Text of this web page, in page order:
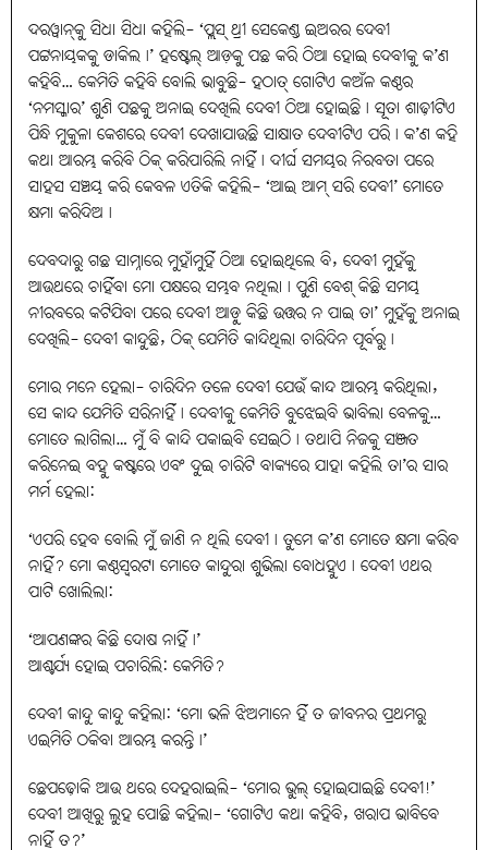
ଦରୱାନ୍‌କୁ ସିଧା ସିଧା କହିଲି- ‘ପ୍ଲସ୍‌ ଥ୍ରୀ ସେକେଣ୍ଡ ଇଅରର ଦେବୀ
ପଟ୍ଟନାୟକକୁ ଡାକିଲ।’ ହଷ୍ଟେଲ୍‌ ଆଡ଼କୁ ପଛ କରି ଠିଆ ହୋଇ ଦେବୀକୁ କ’ଣ
କହିବି… କେମିତି କହିବି ବୋଲି ଭାବୁଛି- ହଠାତ୍‌ ଗୋଟିଏ କଅଁଳ କଣ୍ଠର
‘ନମସ୍କାର’ ଶୁଣି ପଛକୁ ଅନାଇ ଦେଖିଲି ଦେବୀ ଠିଆ ହୋଇଛି। ସୂତା ଶାଢ଼ୀଟିଏ
ପିନ୍ଧି ମୁକୁଳା କେଶରେ ଦେବୀ ଦେଖାଯାଉଛି ସାକ୍ଷାତ ଦେବୀଟିଏ ପରି। କ’ଣ କହି
କଥା ଆରମ୍ଭ କରିବି ଠିକ୍‌ କରିପାରିଲି ନାହିଁ। ଦୀର୍ଘ ସମୟର ନିରବତା ପରେ
ସାହସ ସଞ୍ଚୟ କରି କେବଳ ଏତିକି କହିଲି- ‘ଆଇ ଆମ୍‌ ସରି ଦେବୀ’ ମୋତେ
କ୍ଷମା କରିଦିଅ।
ଦେବଦାରୁ ଗଛ ସାମ୍ନାରେ ମୁହାଁମୁହିଁ ଠିଆ ହୋଇଥିଲେ ବି, ଦେବୀ ମୁହଁକୁ
ଆଉଥରେ ଚାହିଁବା ମୋ ପକ୍ଷରେ ସମ୍ଭବ ନଥିଲା। ପୁଣି ବେଶ୍‌ କିଛି ସମୟ
ନୀରବରେ କଟିଯିବା ପରେ ଦେବୀ ଆଡ଼ୁ କିଛି ଉତ୍ତର ନ ପାଇ ତା’ ମୁହଁକୁ ଅନାଇ
ଦେଖିଲି- ଦେବୀ କାନ୍ଦୁଛି, ଠିକ୍‌ ଯେମିତି କାନ୍ଦିଥିଲା ଚାରିଦିନ ପୂର୍ବରୁ।
ମୋର ମନେ ହେଲା- ଚାରିଦିନ ତଳେ ଦେବୀ ଯେଉଁ କାନ୍ଦ ଆରମ୍ଭ କରିଥିଲା,
ସେ କାନ୍ଦ ଯେମିତି ସରିନାହିଁ। ଦେବୀକୁ କେମିତି ବୁଝେଇବି ଭାବିଲା ବେଳକୁ…
ମୋତେ ଲାଗିଲା… ମୁଁ ବି କାନ୍ଦି ପକାଇବି ସେଇଠି। ତଥାପି ନିଜକୁ ସଞ୍ଜତ
କରିନେଇ ବହୁ କଷ୍ଟରେ ଏବଂ ଦୁଇ ଚାରିଟି ବାକ୍ୟରେ ଯାହା କହିଲି ତା’ର ସାର
ମର୍ମ ହେଲା:
‘ଏପରି ହେବ ବୋଲି ମୁଁ ଜାଣି ନ ଥିଲି ଦେବୀ। ତୁମେ କ’ଣ ମୋତେ କ୍ଷମା କରିବ
ନାହିଁ? ମୋ କଣ୍ଠସ୍ବରଟା ମୋତେ କାନ୍ଦୁରା ଶୁଭିଲା ବୋଧହୁଏ। ଦେବୀ ଏଥର
ପାଟି ଖୋଲିଲା:
‘ଆପଣଙ୍କର କିଛି ଦୋଷ ନାହିଁ।’
ଆଶ୍ଚର୍ଯ୍ୟ ହୋଇ ପଚାରିଲି: କେମିତି?
ଦେବୀ କାନ୍ଦୁ କାନ୍ଦୁ କହିଲା: ‘ମୋ ଭଳି ଝିଅମାନେ ହିଁ ତ ଜୀବନର ପ୍ରଥମରୁ
ଏଇମିତି ଠକିବା ଆରମ୍ଭ କରନ୍ତି।’
ଛେପଢ଼ୋକି ଆଉ ଥରେ ଦେହରାଇଲି- ‘ମୋର ଭୁଲ୍‌ ହୋଇଯାଇଛି ଦେବୀ!’
ଦେବୀ ଆଖିରୁ ଲୁହ ପୋଛି କହିଲା- ‘ଗୋଟିଏ କଥା କହିବି, ଖରାପ ଭାବିବେ
ନାହିଁ ତ?’